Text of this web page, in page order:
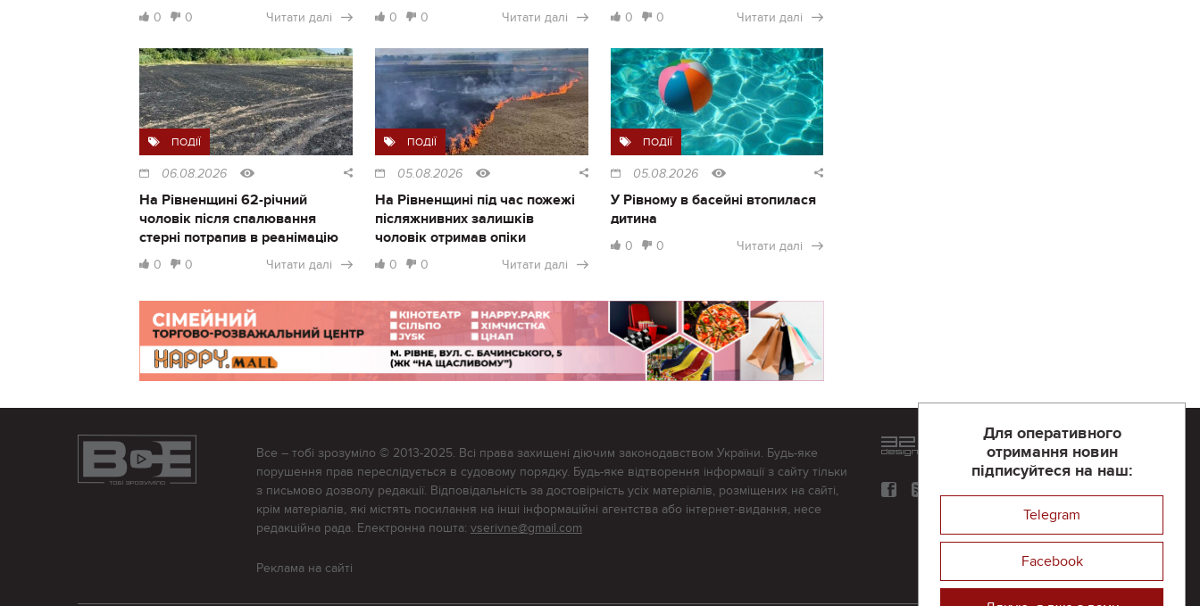
0 0 Читати далі 0 0 Читати далі 0 0 Читати далі
ПОДІЇ
06.08.2026
На Рівненщині 62-річний
чоловік після спалювання
стерні потрапив в реанімацію
0 0 Читати далі
ПОДІЇ
05.08.2026
На Рівненщині під час пожежі
післяжнивних залишків
чоловік отримав опіки
0 0 Читати далі
ПОДІЇ
05.08.2026
У Рівному в басейні втопилася
дитина
0 0 Читати далі
Для оперативного
отримання новин
підписуйтеся на наш:
Telegram
Facebook
Все – тобі зрозуміло © 2013-2025. Всі права захищені діючим законодавством України. Будь-яке
порушення прав переслідується в судовому порядку. Будь-яке відтворення інформації з сайту тільки
з письмово дозволу редакції. Відповідальність за достовірність усіх матеріалів, розміщених на сайті,
крім матеріалів, які містять посилання на інші інформаційні агентства або інтернет-видання, несе
редакційна рада. Електронна пошта: vserivne@gmail.com
Реклама на сайті
Розроблений та підтримується
компанії 32х32